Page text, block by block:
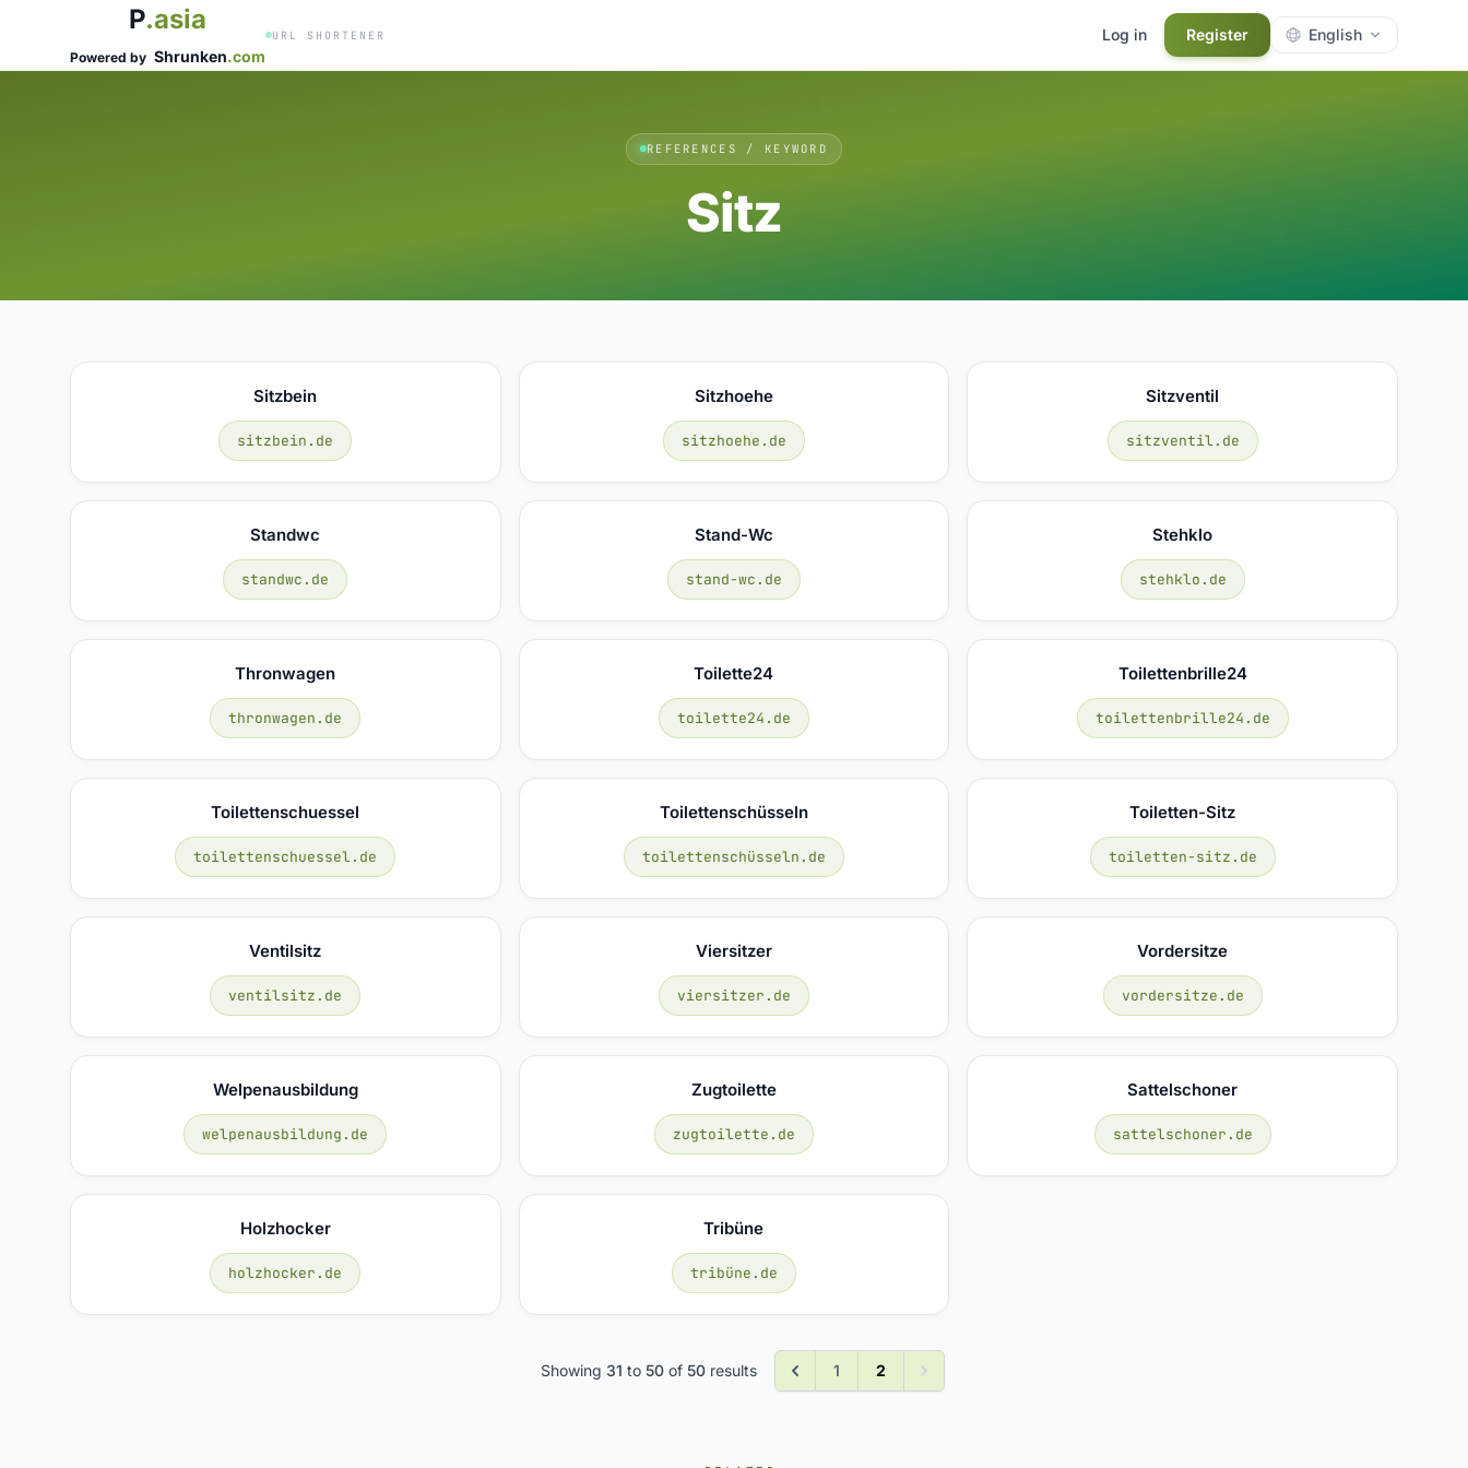
P.asia
Powered by Shrunken.com
URL SHORTENER Log in Register English
REFERENCES / KEYWORD
Sitz
Sitzbein
sitzbein.de
Sitzhoehe
sitzhoehe.de
Sitzventil
sitzventil.de
Standwc
standwc.de
Stand-Wc
stand-wc.de
Stehklo
stehklo.de
Thronwagen
thronwagen.de
Toilette24
toilette24.de
Toilettenbrille24
toilettenbrille24.de
Toilettenschuessel
toilettenschuessel.de
Toilettenschüsseln
toilettenschüsseln.de
Toiletten-Sitz
toiletten-sitz.de
Ventilsitz
ventilsitz.de
Viersitzer
viersitzer.de
Vordersitze
vordersitze.de
Welpenausbildung
welpenausbildung.de
Zugtoilette
zugtoilette.de
Sattelschoner
sattelschoner.de
Holzhocker
holzhocker.de
Tribüne
tribüne.de
Showing 31 to 50 of 50 results 1 2